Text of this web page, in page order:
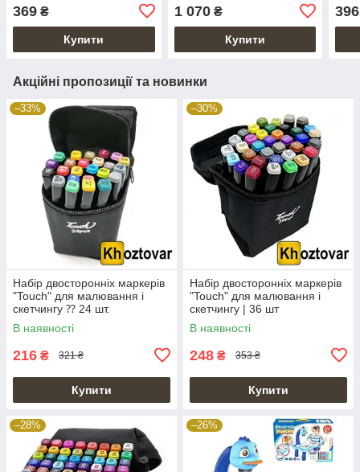
369 ₴
Купити
1 070₴
Купити
396
Акційні пропозиції та новинки
–33%
Набір двосторонніх маркерів
"Touch" для малювання і
скетчингу ⁇ 24 шт.
В наявності
216 ₴ 321 ₴
Купити
–30%
Набір двосторонніх маркерів
"Touch" для малювання і
скетчингу | 36 шт
В наявності
248 ₴ 353 ₴
Купити
–28% –26%